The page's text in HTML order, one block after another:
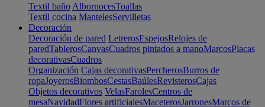
Textil baño AlbornocesToallas
Textil cocina MantelesServilletas
Decoración
Decoración de pared LetrerosEspejosRelojes de
paredTablerosCanvasCuadros pintados a manoMarcosPlacas
decorativasCuadros
Organización Cajas decorativasPercherosBurros de
ropaJoyerosBiombosCestasBaúlesRevisterosCajas
Objetos decorativos VelasFarolesCentros de
mesaNavidadFlores artificialesMaceterosJarronesMarcos de